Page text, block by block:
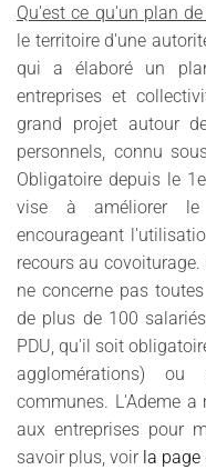
Qu'est ce qu'un plan
le territoire d'une
qui a élaboré un
entreprises et
grand projet autour
personnels, connu
Obligatoire depuis le
vise à améliorer le
encourageant
recours au
ne concerne pas
de plus de 100
PDU, qu'il soit
agglomérations)
communes. L'Ademe
aux entreprises pour
savoir plus, voir la page